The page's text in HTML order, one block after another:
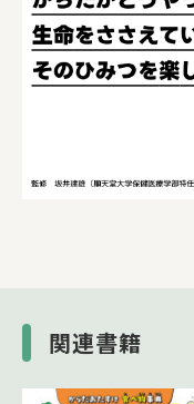
関連書籍